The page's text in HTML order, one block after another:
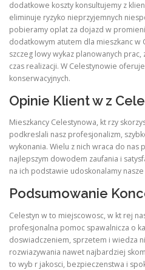
dodatkowe koszty konsultujemy z
eliminuje ryzyko nieprzyjemnych
pobieramy oplat za dojazd w
dodatkowym atutem dla mieszkanc w
szczeg lowy wykaz planowanych
czas realizacji. W Celestynowie
konserwacyjnych.
Opinie Klient w z
Mieszkancy Celestynowa, kt rzy
podkreslali nasz profesjonalizm,
wykonania. Wielu z nich wraca do nas
najlepszym dowodem zaufania i
na ich podstawie udoskonalamy nasze
Podsumowanie
Celestyn w to miejscowosc, w kt rej
profesjonalna pomoc spawalnicza o
doswiadczeniem, sprzetem i wiedza
rozwiazywania nawet najbardziej
to wyb r jakosci, bezpieczenstwa i